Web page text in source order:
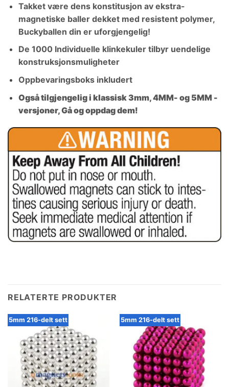
Takket være dens konstitusjon av ekstra-
magnetiske baller dekket med resistent polymer,
Buckyballen din er uforgjengelig!
De 1000 Individuelle klinkekuler tilbyr uendelige
konstruksjonsmuligheter
Oppbevaringsboks inkludert
Også tilgjengelig i klassisk 3mm, 4MM- og 5MM -
versjoner, Gå og oppdag dem!
RELATERTE PRODUKTER
5mm 216-delt sett 5mm 216-delt sett